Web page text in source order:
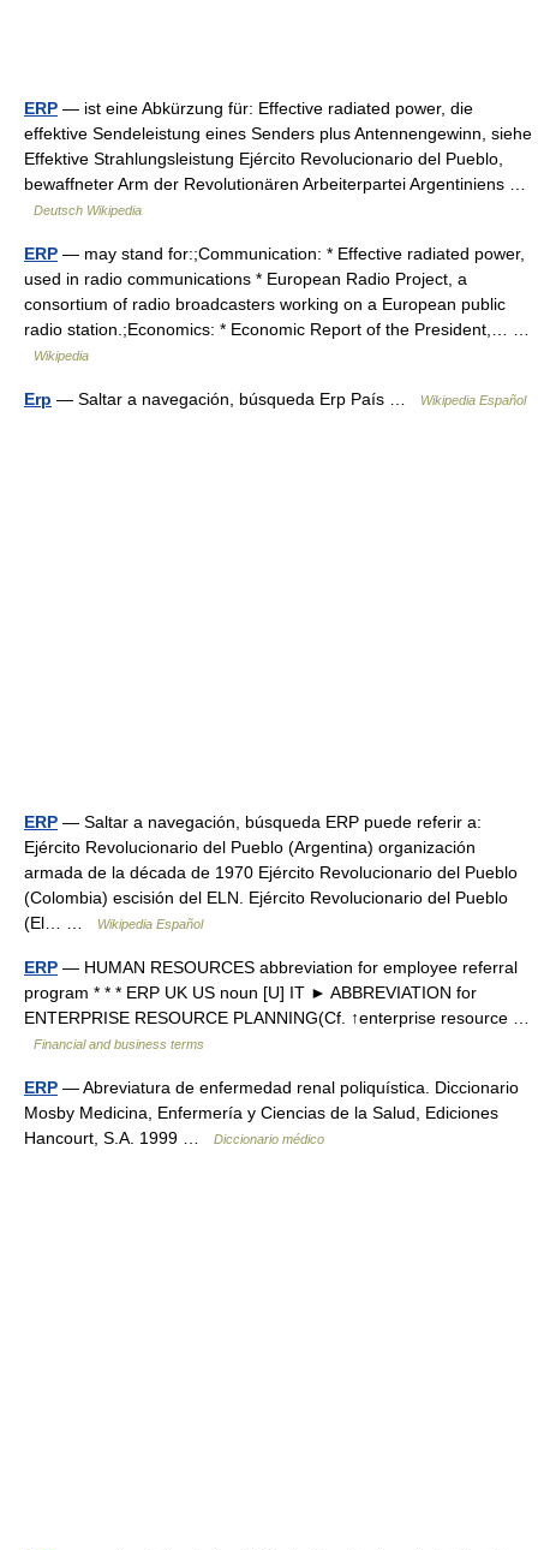
ERP — ist eine Abkürzung für: Effective radiated power, die
effektive Sendeleistung eines Senders plus Antennengewinn, siehe
Effektive Strahlungsleistung Ejército Revolucionario del Pueblo,
bewaffneter Arm der Revolutionären Arbeiterpartei Argentiniens …
Deutsch Wikipedia
ERP — may stand for:;Communication: * Effective radiated power,
used in radio communications * European Radio Project, a
consortium of radio broadcasters working on a European public
radio station.;Economics: * Economic Report of the President,… …
Wikipedia
Erp — Saltar a navegación, búsqueda Erp País … Wikipedia Español
ERP — Saltar a navegación, búsqueda ERP puede referir a:
Ejército Revolucionario del Pueblo (Argentina) organización
armada de la década de 1970 Ejército Revolucionario del Pueblo
(Colombia) escisión del ELN. Ejército Revolucionario del Pueblo
(El… …
Wikipedia Español
ERP — HUMAN RESOURCES abbreviation for employee referral
program * * * ERP UK US noun [U] IT ► ABBREVIATION for
ENTERPRISE RESOURCE PLANNING(Cf. ↑enterprise resource …
Financial and business terms
ERP — Abreviatura de enfermedad renal poliquística. Diccionario
Mosby Medicina, Enfermería y Ciencias de la Salud, Ediciones
Hancourt, S.A. 1999 …
Diccionario médico